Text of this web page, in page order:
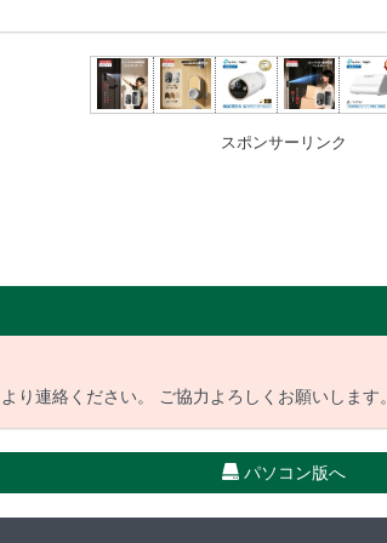
スポンサーリンク
より連絡ください。 ご協力よろしくお願いします。
パソコン版へ